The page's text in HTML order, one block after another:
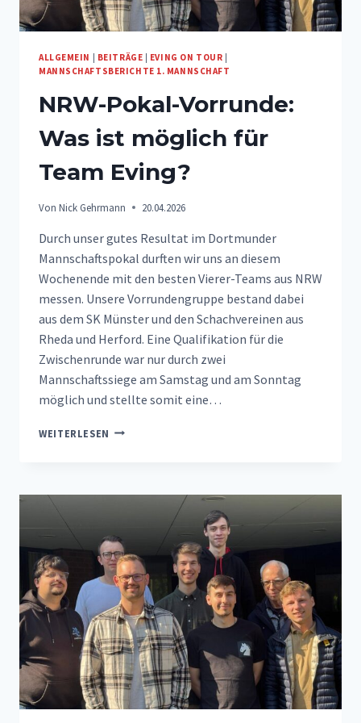
ALLGEMEIN | BEITRÄGE | EVING ON TOUR |
MANNSCHAFTSBERICHTE 1. MANNSCHAFT
NRW-Pokal-Vorrunde:
Was ist möglich für
Team Eving?
Von Nick Gehrmann 20.04.2026
Durch unser gutes Resultat im Dortmunder
Mannschaftspokal durften wir uns an diesem
Wochenende mit den besten Vierer-Teams aus NRW
messen. Unsere Vorrundengruppe bestand dabei
aus dem SK Münster und den Schachvereinen aus
Rheda und Herford. Eine Qualifikation für die
Zwischenrunde war nur durch zwei
Mannschaftssiege am Samstag und am Sonntag
möglich und stellte somit eine…
WEITERLESEN NRW-
IST
TEAM
EVING?